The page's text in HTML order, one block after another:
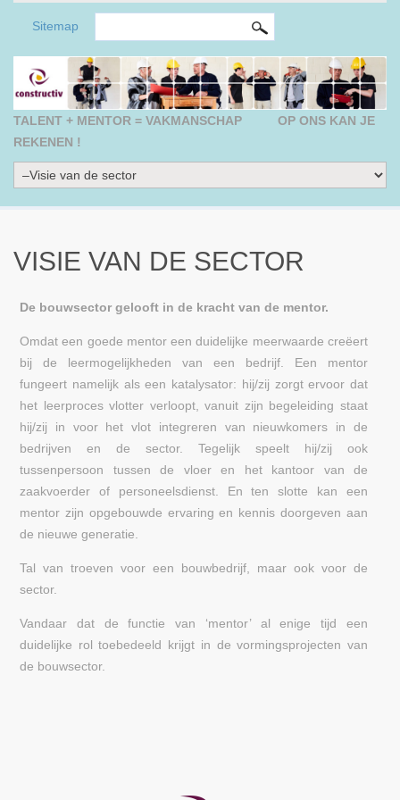
TALENT + MENTOR = VAKMANSCHAP
OP ONS KAN JE
REKENEN !
Sitemap
VISIE VAN DE SECTOR
De bouwsector gelooft in de kracht van de mentor.
Omdat een goede mentor een duidelijke meerwaarde creëert
bij de leermogelijkheden van een bedrijf. Een mentor
fungeert namelijk als een katalysator: hij/zij zorgt ervoor dat
het leerproces vlotter verloopt, vanuit zijn begeleiding staat
hij/zij in voor het vlot integreren van nieuwkomers in de
bedrijven en de sector. Tegelijk speelt hij/zij ook
tussenpersoon tussen de vloer en het kantoor van de
zaakvoerder of personeelsdienst. En ten slotte kan een
mentor zijn opgebouwde ervaring en kennis doorgeven aan
de nieuwe generatie.
Tal van troeven voor een bouwbedrijf, maar ook voor de
sector.
Vandaar dat de functie van ‘mentor’ al enige tijd een
duidelijke rol toebedeeld krijgt in de vormingsprojecten van
de bouwsector.